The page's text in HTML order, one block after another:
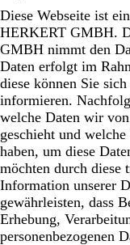
Diese Webseite ist
HERKERT GMBH.
GMBH nimmt den
Daten erfolgt im
diese können Sie
informieren.
welche Daten wir
geschieht und
haben, um diese
möchten durch diese
Information unserer
gewährleisten, dass
Erhebung,
personenbezogenen